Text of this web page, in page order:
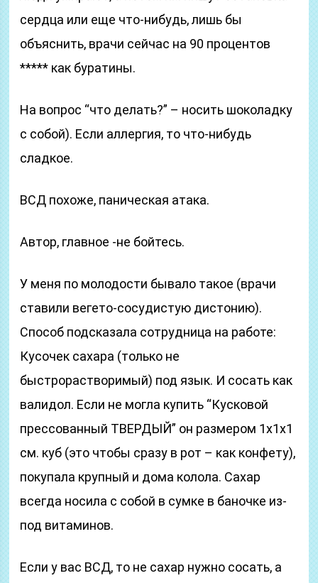
сердца или еще что-нибудь, лишь бы
объяснить, врачи сейчас на 90 процентов
***** как буратины.
На вопрос “что делать?” – носить шоколадку
с собой). Если аллергия, то что-нибудь
сладкое.
ВСД похоже, паническая атака.
Автор, главное -не бойтесь.
У меня по молодости бывало такое (врачи
ставили вегето-сосудистую дистонию).
Способ подсказала сотрудница на работе:
Кусочек сахара (только не
быстрорастворимый) под язык. И сосать как
валидол. Если не могла купить “Кусковой
прессованный ТВЕРДЫЙ” он размером 1х1х1
см. куб (это чтобы сразу в рот – как конфету),
покупала крупный и дома колола. Сахар
всегда носила с собой в сумке в баночке из-
под витаминов.
Если у вас ВСД, то не сахар нужно сосать, а